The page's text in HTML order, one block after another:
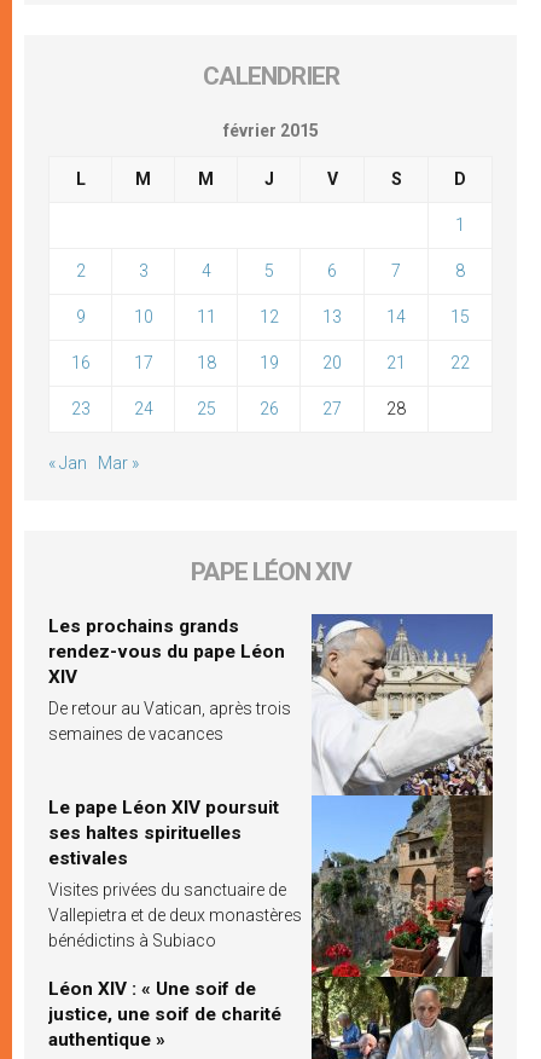
CALENDRIER
février 2015
L M M J V S D
1
2 3 4 5 6 7 8
9 10 11 12 13 14 15
16 17 18 19 20 21 22
23 24 25 26 27 28
« Jan Mar »
PAPE LÉON XIV
Les prochains grands
rendez-vous du pape Léon
XIV
De retour au Vatican, après trois
semaines de vacances
Le pape Léon XIV poursuit
ses haltes spirituelles
estivales
Visites privées du sanctuaire de
Vallepietra et de deux monastères
bénédictins à Subiaco
Léon XIV : « Une soif de
justice, une soif de charité
authentique »